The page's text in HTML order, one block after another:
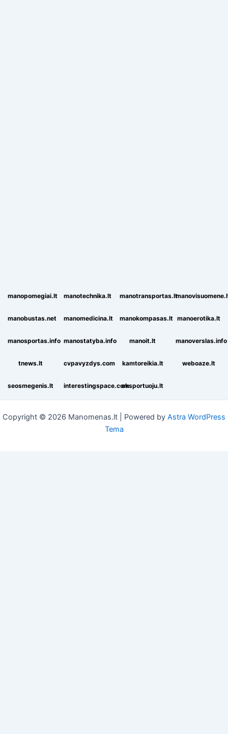
manopomegiai.lt manotechnika.lt manotransportas.lt
manobustas.net manomedicina.lt manokompasas.lt manoerotika.lt
manosportas.info manostatyba.info manoit.lt manoverslas.info
tnews.lt cvpavyzdys.com kamtoreikia.lt weboaze.lt
seosmegenis.lt interestingspace.comeksportuoju.lt
Copyright © 2026 Manomenas.lt | Powered by Astra WordPress
Tema